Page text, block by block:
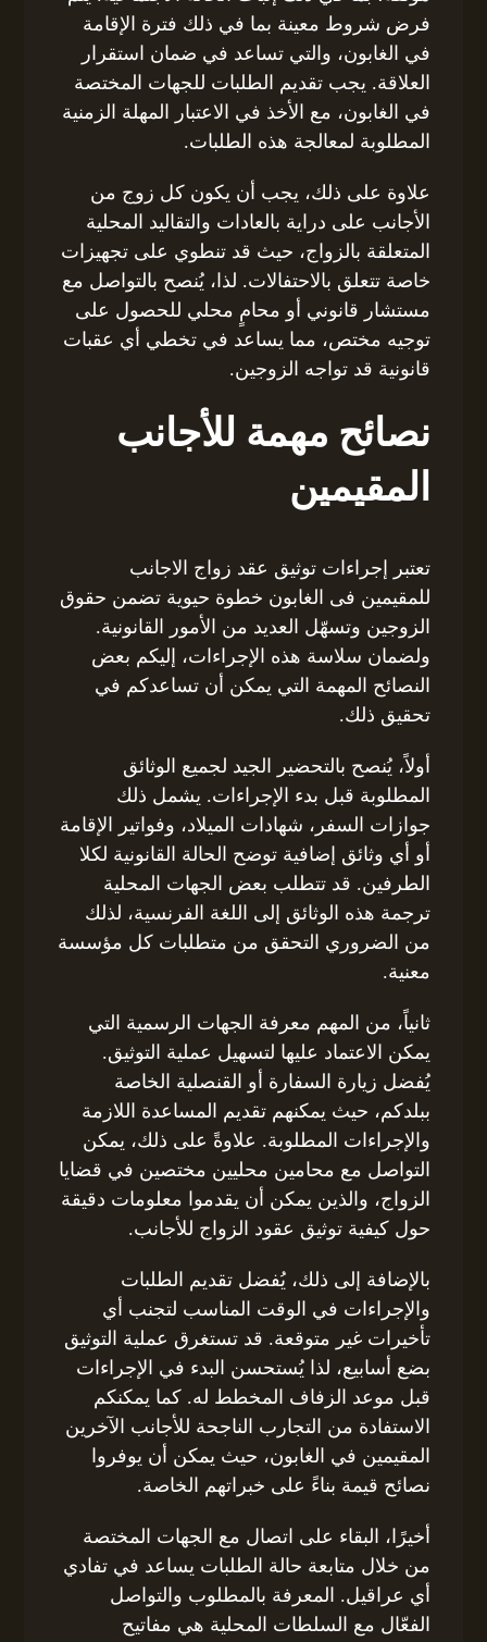
فرض شروط معينة بما في ذلك فترة الإقامة
في الغابون، والتي تساعد في ضمان استقرار
العلاقة. يجب تقديم الطلبات للجهات المختصة
في الغابون، مع الأخذ في الاعتبار المهلة الزمنية
المطلوبة لمعالجة هذه الطلبات.
علاوة على ذلك، يجب أن يكون كل زوج من
الأجانب على دراية بالعادات والتقاليد المحلية
المتعلقة بالزواج، حيث قد تنطوي على تجهيزات
خاصة تتعلق بالاحتفالات. لذا، يُنصح بالتواصل مع
مستشار قانوني أو محامٍ محلي للحصول على
توجيه مختص، مما يساعد في تخطي أي عقبات
قانونية قد تواجه الزوجين.
نصائح مهمة للأجانب
المقيمين
تعتبر إجراءات توثيق عقد زواج الاجانب
للمقيمين فى الغابون خطوة حيوية تضمن حقوق
الزوجين وتسهّل العديد من الأمور القانونية.
ولضمان سلاسة هذه الإجراءات، إليكم بعض
النصائح المهمة التي يمكن أن تساعدكم في
تحقيق ذلك.
أولاً، يُنصح بالتحضير الجيد لجميع الوثائق
المطلوبة قبل بدء الإجراءات. يشمل ذلك
جوازات السفر، شهادات الميلاد، وفواتير الإقامة
أو أي وثائق إضافية توضح الحالة القانونية لكلا
الطرفين. قد تتطلب بعض الجهات المحلية
ترجمة هذه الوثائق إلى اللغة الفرنسية، لذلك
من الضروري التحقق من متطلبات كل مؤسسة
معنية.
ثانياً، من المهم معرفة الجهات الرسمية التي
يمكن الاعتماد عليها لتسهيل عملية التوثيق.
يُفضل زيارة السفارة أو القنصلية الخاصة
ببلدكم، حيث يمكنهم تقديم المساعدة اللازمة
والإجراءات المطلوبة. علاوةً على ذلك، يمكن
التواصل مع محامين محليين مختصين في قضايا
الزواج، والذين يمكن أن يقدموا معلومات دقيقة
حول كيفية توثيق عقود الزواج للأجانب.
بالإضافة إلى ذلك، يُفضل تقديم الطلبات
والإجراءات في الوقت المناسب لتجنب أي
تأخيرات غير متوقعة. قد تستغرق عملية التوثيق
بضع أسابيع، لذا يُستحسن البدء في الإجراءات
قبل موعد الزفاف المخطط له. كما يمكنكم
الاستفادة من التجارب الناجحة للأجانب الآخرين
المقيمين في الغابون، حيث يمكن أن يوفروا
نصائح قيمة بناءً على خبراتهم الخاصة.
أخيرًا، البقاء على اتصال مع الجهات المختصة
من خلال متابعة حالة الطلبات يساعد في تفادي
أي عراقيل. المعرفة بالمطلوب والتواصل
الفعّال مع السلطات المحلية هي مفاتيح